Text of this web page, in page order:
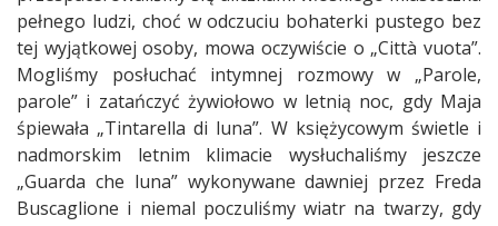
pełnego ludzi, choć w odczuciu bohaterki pustego bez
tej wyjątkowej osoby, mowa oczywiście o „Città vuota”.
Mogliśmy posłuchać intymnej rozmowy w „Parole,
parole” i zatańczyć żywiołowo w letnią noc, gdy Maja
śpiewała „Tintarella di luna”. W księżycowym świetle i
nadmorskim letnim klimacie wysłuchaliśmy jeszcze
„Guarda che luna” wykonywane dawniej przez Freda
Buscaglione i niemal poczuliśmy wiatr na twarzy, gdy